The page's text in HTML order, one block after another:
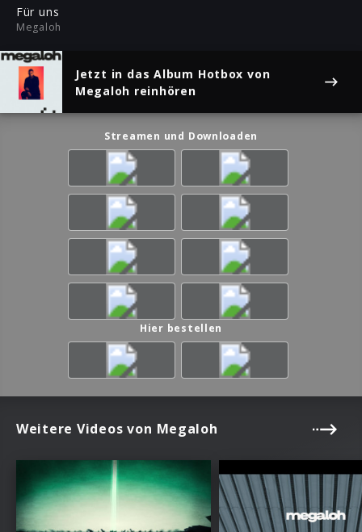
Für uns
Megaloh
Jetzt in das Album Hotbox von
Megaloh reinhören
Streamen und Downloaden
Hier bestellen
Weitere Videos von Megaloh